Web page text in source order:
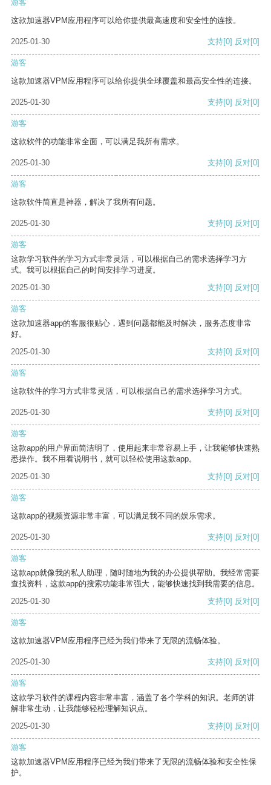
游客
这款加速器VPM应用程序可以给你提供最高速度和安全性的连接。
2025-01-30 支持[0] 反对[0]
游客
这款加速器VPM应用程序可以给你提供全球覆盖和最高安全性的连接。
2025-01-30 支持[0] 反对[0]
游客
这款软件的功能非常全面，可以满足我所有需求。
2025-01-30 支持[0] 反对[0]
游客
这款软件简直是神器，解决了我所有问题。
2025-01-30 支持[0] 反对[0]
游客
这款学习软件的学习方式非常灵活，可以根据自己的需求选择学习方
式。我可以根据自己的时间安排学习进度。
2025-01-30
支持[0] 反对[0]
游客
这款加速器app的客服很贴心，遇到问题都能及时解决，服务态度非常
好。
2025-01-30
支持[0] 反对[0]
游客
这款软件的学习方式非常灵活，可以根据自己的需求选择学习方式。
2025-01-30 支持[0] 反对[0]
游客
这款app的用户界面简洁明了，使用起来非常容易上手，让我能够快速熟
悉操作。我不用看说明书，就可以轻松使用这款app。
2025-01-30
支持[0] 反对[0]
游客
这款app的视频资源非常丰富，可以满足我不同的娱乐需求。
2025-01-30 支持[0] 反对[0]
游客
这款app就像我的私人助理，随时随地为我的办公提供帮助。我经常需要
查找资料，这款app的搜索功能非常强大，能够快速找到我需要的信息。
2025-01-30
支持[0] 反对[0]
游客
这款加速器VPM应用程序已经为我们带来了无限的流畅体验。
2025-01-30 支持[0] 反对[0]
游客
这款学习软件的课程内容非常丰富，涵盖了各个学科的知识。老师的讲
解非常生动，让我能够轻松理解知识点。
2025-01-30
支持[0] 反对[0]
游客
这款加速器VPM应用程序已经为我们带来了无限的流畅体验和安全性保
护。